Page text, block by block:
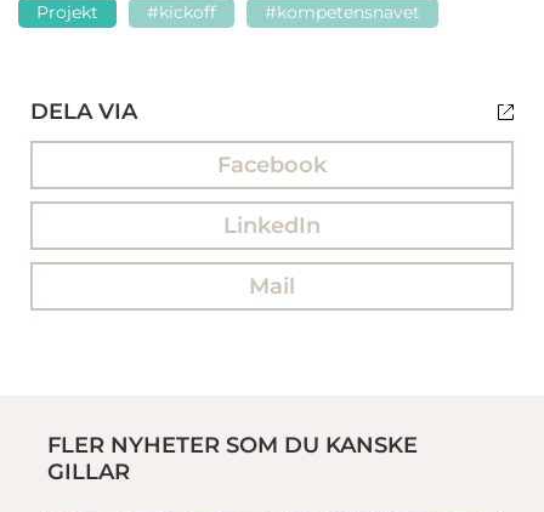
Projekt #kickoff #kompetensnavet
DELA VIA
Facebook
LinkedIn
Mail
FLER NYHETER SOM DU KANSKE
GILLAR